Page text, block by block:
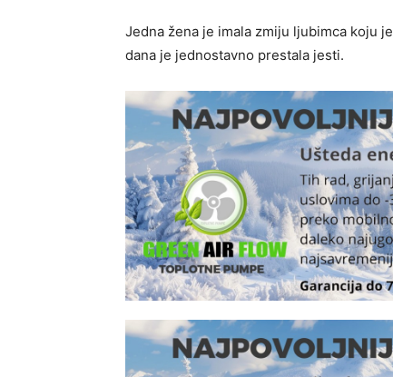
Jedna žena je imala zmiju ljubimca koju
dana je jednostavno prestala jesti.